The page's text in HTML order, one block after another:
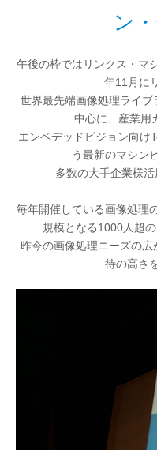
ン
午後の枠ではリンクス・マ
年11月に
世界最先端画像処理ライ
中心に、産業用
エンベデッドビジョン向け
う最新のマシン
多数の大手企業様活
毎年開催している画像処理
規模となる1000人超
昨今の画像処理ニーズの
待の高さ